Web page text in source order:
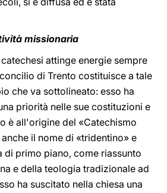
missionaria
attinge energie sempre
di Trento costituisce a tale
che va sottolineato: esso ha
priorità nelle sue costituzioni e
è all'origine del «Catechismo
il nome di «tridentino» e
primo piano, come riassunto
e della teologia tradizionale ad
ha suscitato nella chiesa una